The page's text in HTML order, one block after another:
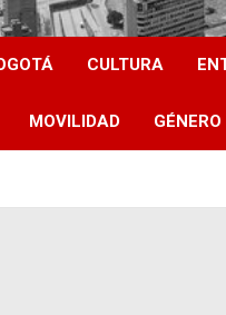
CULTURA
MOVILIDAD